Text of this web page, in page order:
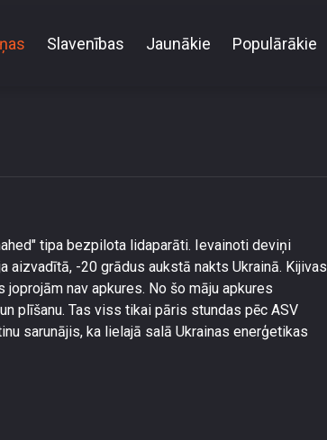
Slavenības Jaunākie Populārākie
tipa bezpilota lidaparāti. Ievainoti deviņi
-20 grādus aukstā nakts Ukrainā. Kijivas
nav apkures. No šo māju apkures
plīšanu. Tas viss tikai pāris stundas pēc ASV
sarunājis, ka lielajā salā Ukrainas enerģetikas